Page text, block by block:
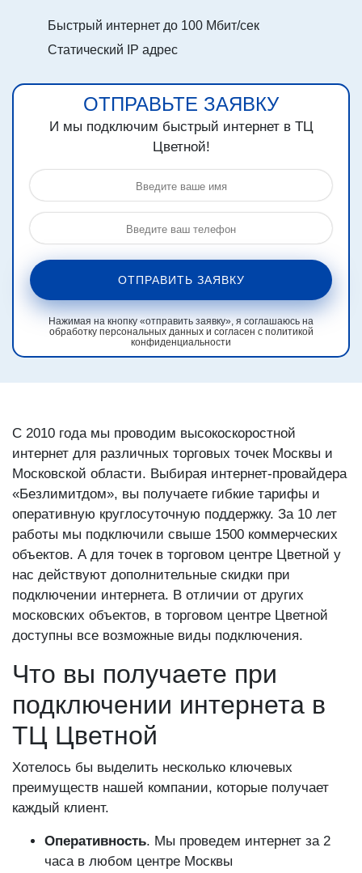
Быстрый интернет до 100 Мбит/сек
Статический IP адрес
ОТПРАВЬТЕ ЗАЯВКУ
И мы подключим быстрый интернет в ТЦ
Цветной!
ОТПРАВИТЬ ЗАЯВКУ
Нажимая на кнопку «отправить заявку», я соглашаюсь на
обработку персональных данных и согласен с политикой
конфиденциальности
С 2010 года мы проводим высокоскоростной
интернет для различных торговых точек Москвы и
Московской области. Выбирая интернет-провайдера
«Безлимитдом», вы получаете гибкие тарифы и
оперативную круглосуточную поддержку. За 10 лет
работы мы подключили свыше 1500 коммерческих
объектов. А для точек в торговом центре Цветной у
нас действуют дополнительные скидки при
подключении интернета. В отличии от других
московских объектов, в торговом центре Цветной
доступны все возможные виды подключения.
Что вы получаете при
подключении интернета в
ТЦ Цветной
Хотелось бы выделить несколько ключевых
преимуществ нашей компании, которые получает
каждый клиент.
Оперативность. Мы проведем интернет за 2
часа в любом центре Москвы